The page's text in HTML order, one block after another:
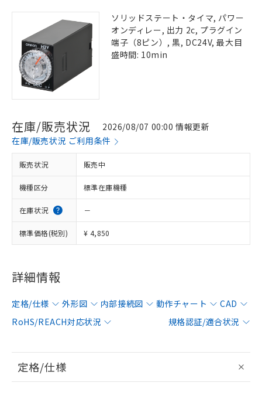
ソリッドステート・タイマ, パワー
オンディレー, 出力 2c, プラグイン
端子（8ピン）, 黒, DC24V, 最大目
盛時間: 10min
在庫/販売状況
2026/08/07 00:00 情報更新
在庫/販売状況 ご利用条件
販売状況 販売中
機種区分 標準在庫機種
在庫状況 －
標準価格(税別) ¥ 4,850
詳細情報
定格/仕様 外形図 内部接続図 動作チャート
CAD
RoHS/REACH対応状況
規格認証/適合状況
定格/仕様